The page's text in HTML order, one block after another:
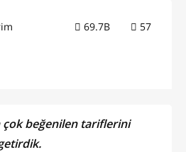
69.7B 57
çok beğenilen tariflerini